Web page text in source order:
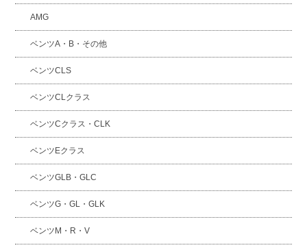
AMG
ベンツA・B・その他
ベンツCLS
ベンツCLクラス
ベンツCクラス・CLK
ベンツEクラス
ベンツGLB・GLC
ベンツG・GL・GLK
ベンツM・R・V